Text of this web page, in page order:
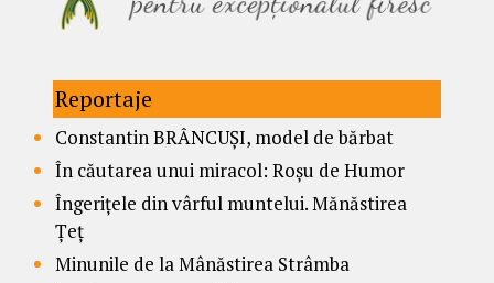
Reportaje
Constantin BRÂNCUȘI, model de bărbat
În căutarea unui miracol: Roșu de Humor
Îngerițele din vârful muntelui. Mănăstirea
Țeț
Minunile de la Mânăstirea Strâmba